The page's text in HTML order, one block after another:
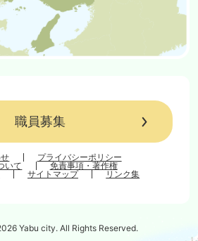
職員募集
プライバシーポリシー
いて
免責事項・著作権
サイトマップ リンク集
Yabu city. All Rights Reserved.